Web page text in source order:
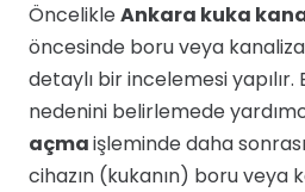
ÖncelikleAnkara kuka
öncesinde boru veya
detaylı bir incelemesi yapılır.
nedenini belirlemede
açmaişleminde daha
cihazın (kukanın) boru veya